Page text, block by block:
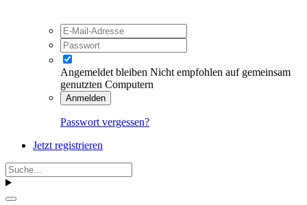
Angemeldet bleiben Nicht empfohlen auf gemeinsam
genutzten Computern
Anmelden
Passwort vergessen?
Jetzt registrieren